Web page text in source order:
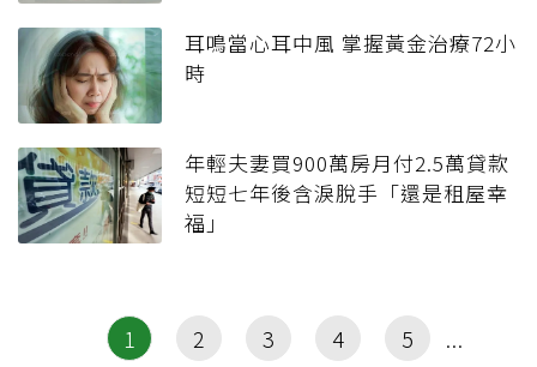
耳鳴當心耳中風 掌握黃金治療72小
時
年輕夫妻買900萬房月付2.5萬貸款
短短七年後含淚脫手「還是租屋幸
福」
1 2 3 4 5